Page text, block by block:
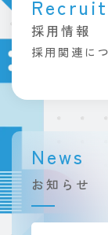
Recruit
採用情報
採用関連に
お知らせ